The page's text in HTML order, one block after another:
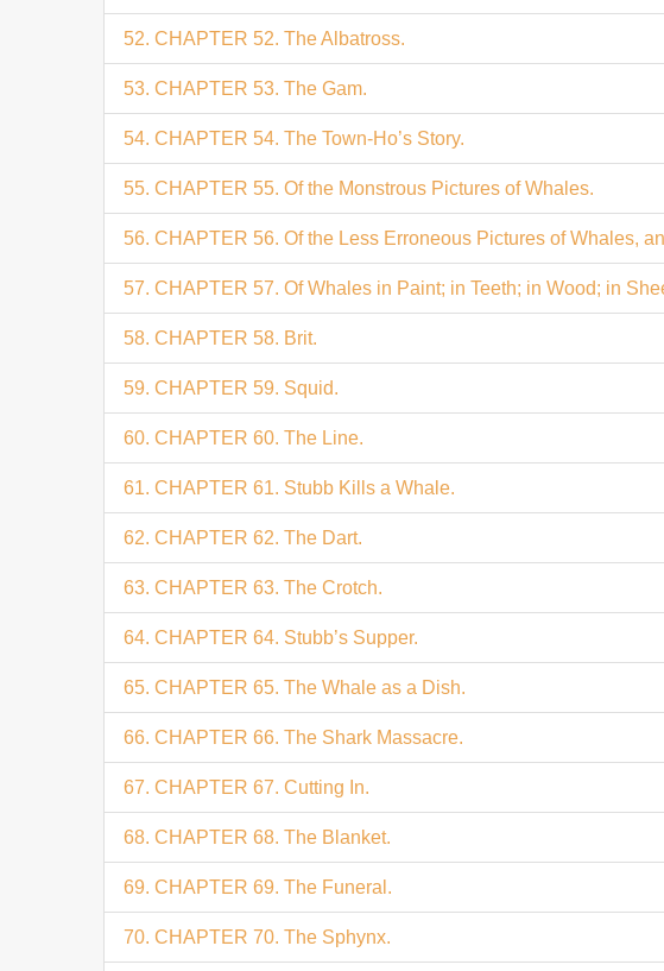
52. CHAPTER 52. The Albatross.
53. CHAPTER 53. The Gam.
54. CHAPTER 54. The Town-Ho’s Story.
55. CHAPTER 55. Of the Monstrous Pictures of Whales.
56. CHAPTER 56. Of the Less Erroneous Pictures of Whales,
57. CHAPTER 57. Of Whales in Paint; in Teeth; in Wood; in
58. CHAPTER 58. Brit.
59. CHAPTER 59. Squid.
60. CHAPTER 60. The Line.
61. CHAPTER 61. Stubb Kills a Whale.
62. CHAPTER 62. The Dart.
63. CHAPTER 63. The Crotch.
64. CHAPTER 64. Stubb’s Supper.
65. CHAPTER 65. The Whale as a Dish.
66. CHAPTER 66. The Shark Massacre.
67. CHAPTER 67. Cutting In.
68. CHAPTER 68. The Blanket.
69. CHAPTER 69. The Funeral.
70. CHAPTER 70. The Sphynx.